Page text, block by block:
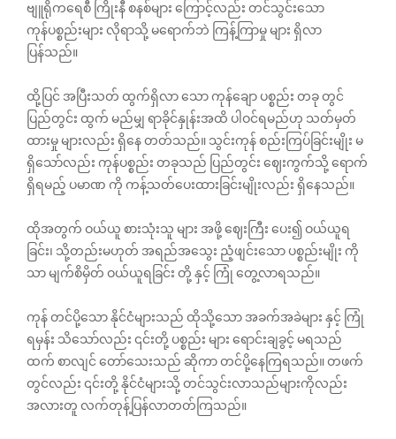
ဗျူရိုကရေစီ ကြိုးနီ စနစ်များ ကြောင့်လည်း တင်သွင်းသော
ကုန်ပစ္စည်းများ လိုရာသို့ မရောက်ဘဲ ကြန့်ကြာမှု များ ရှိလာ
ပြန်သည်။
ထို့ပြင် အပြီးသတ် ထွက်ရှိလာ‌ သော ကုန်ချော ပစ္စည်း တခု တွင်
ပြည်တွင်း ထွက် မည်မျှ ရာခိုင်နှုန်းအထိ ပါဝင်ရမည်ဟု သတ်မှတ်
ထားမှု များလည်း ရှိ‌နေ တတ်သည်။ သွင်းကုန် စည်းကြပ်ခြင်းမျိုး မ
ရှိသော်လည်း ကုန်ပစ္စည်း တခုသည် ပြည်တွင်း ဈေးကွက်သို့ ရောက်
ရှိရမည့် ပမာဏ ကို ကန့်သတ်ပေးထားခြင်းမျိုးလည်း ရှိနေသည်။
ထိုအတွက် ဝယ်ယူ စားသုံးသူ များ အဖို့ ဈေးကြီး ပေး၍ ဝယ်ယူရ
ခြင်း၊ သို့တည်းမဟုတ် အရည်အသွေး ညံ့ဖျင်းသော ပစ္စည်းမျိုး ကို
သာ မျက်စိမှိတ် ဝယ်ယူရခြင်း တို့ နှင့် ကြုံ‌ တွေ့လာရသည်။
ကုန် တင်ပို့သော နိုင်ငံများသည် ထိုသို့သော အခက်အခဲများ နှင့် ကြုံ
ရမှန်း သိသော်လည်း ၎င်းတို့ ပစ္စည်း များ ရောင်းချခွင့် မရသည်
ထက် စာလျင် တော်သေးသည် ‌ဆိုကာ တင်ပို့နေကြရသည်။ တဖက်
တွင်လည်း ၎င်းတို့ နိုင်ငံများသို့ တင်သွင်းလာသည်များကိုလည်း
အလားတူ လက်တုန့်ပြန်လာတတ်ကြသည်။